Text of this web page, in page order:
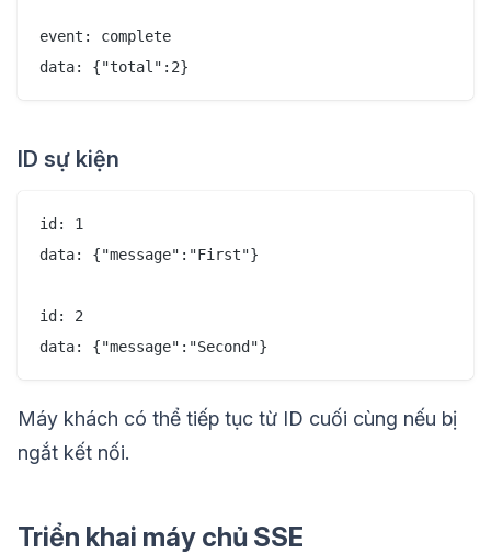
event: complete
ID sự kiện
id: 1
data: {"message":"First"}
id: 2
Máy khách có thể tiếp tục từ ID cuối cùng nếu bị
ngắt kết nối.
Triển khai máy chủ SSE